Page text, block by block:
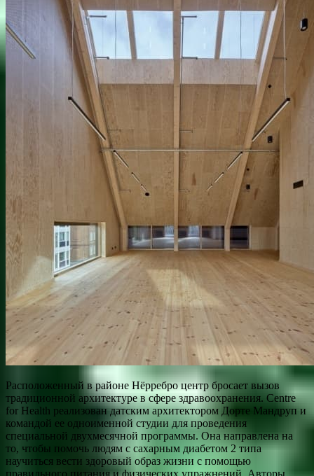
Расположенный в районе Нёрребро центр бросает вызов
традиционной архитектуре в сфере здравоохранения. Centre
for Health реализован датским архитектором Дорте Мандруп и
командой ее одноименной студии для проведения
специальной двухмесячной программы. Она направлена на
то, чтобы помочь людям с сахарным диабетом 2 типа
научиться вести здоровый образ жизни с помощью
правильного питания и физических упражнений. Авторы